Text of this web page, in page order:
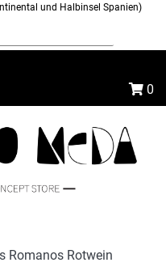
und Halbinsel Spanien)
0
Romanos Rotwein